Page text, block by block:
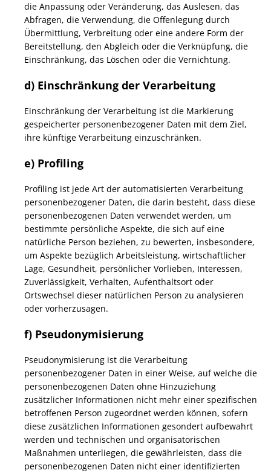
die Anpassung oder Veränderung, das Auslesen, das
Abfragen, die Verwendung, die Offenlegung durch
Übermittlung, Verbreitung oder eine andere Form der
Bereitstellung, den Abgleich oder die Verknüpfung, die
Einschränkung, das Löschen oder die Vernichtung.
d) Einschränkung der Verarbeitung
Einschränkung der Verarbeitung ist die Markierung
gespeicherter personenbezogener Daten mit dem Ziel,
ihre künftige Verarbeitung einzuschränken.
e) Profiling
Profiling ist jede Art der automatisierten Verarbeitung
personenbezogener Daten, die darin besteht, dass diese
personenbezogenen Daten verwendet werden, um
bestimmte persönliche Aspekte, die sich auf eine
natürliche Person beziehen, zu bewerten, insbesondere,
um Aspekte bezüglich Arbeitsleistung, wirtschaftlicher
Lage, Gesundheit, persönlicher Vorlieben, Interessen,
Zuverlässigkeit, Verhalten, Aufenthaltsort oder
Ortswechsel dieser natürlichen Person zu analysieren
oder vorherzusagen.
f) Pseudonymisierung
Pseudonymisierung ist die Verarbeitung
personenbezogener Daten in einer Weise, auf welche die
personenbezogenen Daten ohne Hinzuziehung
zusätzlicher Informationen nicht mehr einer spezifischen
betroffenen Person zugeordnet werden können, sofern
diese zusätzlichen Informationen gesondert aufbewahrt
werden und technischen und organisatorischen
Maßnahmen unterliegen, die gewährleisten, dass die
personenbezogenen Daten nicht einer identifizierten